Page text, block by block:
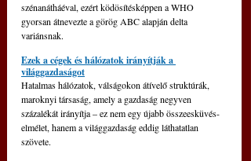
szénanátháéval, ezért ködösítésképpen a WHO
gyorsan átnevezte a görög ABC alapján delta
variánsnak.
Ezek a cégek és hálózatok irányítják a
világgazdaságot
Hatalmas hálózatok, válságokon átívelő struktúrák,
maroknyi társaság, amely a gazdaság negyven
százalékát irányítja – ez nem egy újabb összeesküvés-
elmélet, hanem a világgazdaság eddig láthatatlan
szövete.